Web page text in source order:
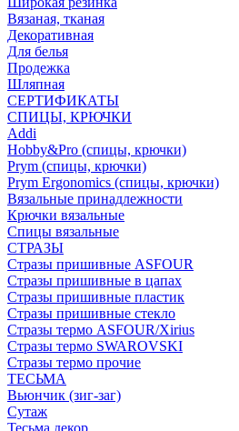
Вязаная, тканая
Декоративная
Для белья
Продежка
Шляпная
СЕРТИФИКАТЫ
СПИЦЫ, КРЮЧКИ
Addi
Hobby&Pro (спицы, крючки)
Prym (спицы, крючки)
Prym Ergonomics (спицы, крючки)
Вязальные принадлежности
Крючки вязальные
Спицы вязальные
СТРАЗЫ
Стразы пришивные ASFOUR
Стразы пришивные в цапах
Стразы пришивные пластик
Стразы пришивные стекло
Стразы термо ASFOUR/Xirius
Стразы термо SWAROVSKI
Стразы термо прочие
ТЕСЬМА
Вьюнчик (зиг-заг)
Сутаж
Тесьма декор